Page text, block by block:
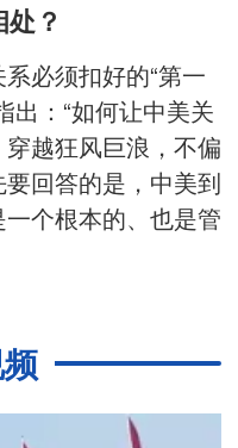
？
必须扣好的“第一
出：“如何让中美关
越狂风巨浪，不偏
回答的是，中美到
个根本的、也是管